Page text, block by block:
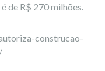
de R$ 270 milhões.
construcao-